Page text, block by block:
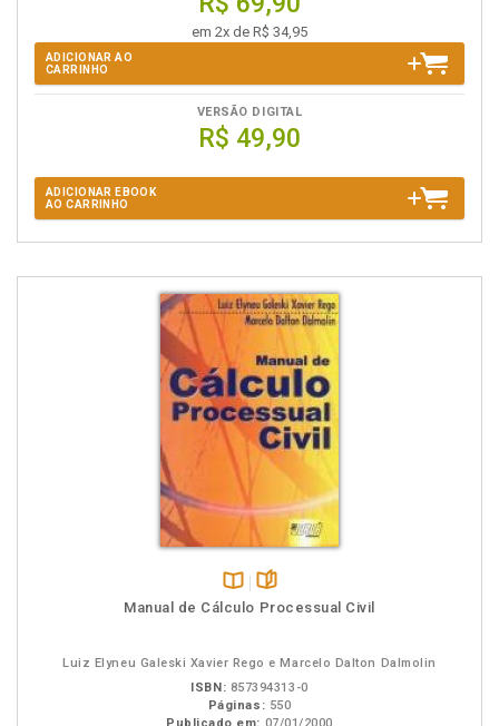
em 2x de R$ 34,95
ADICIONAR AO
CARRINHO
VERSÃO DIGITAL
R$ 49,90
ADICIONAR EBOOK
AO CARRINHO
Disponível
páginas
Manual de Cálculo Processual Civil
Luiz Elyneu Galeski Xavier Rego e Marcelo Dalton Dalmolin
ISBN: 857394313-0
Páginas: 550